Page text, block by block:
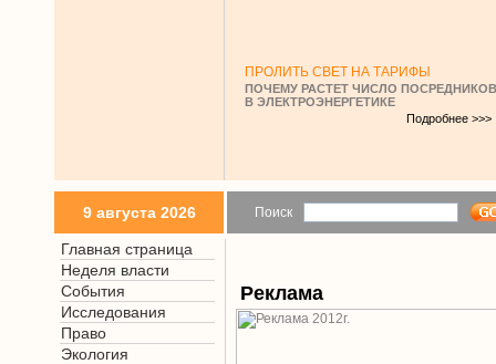
ПРОЛИТЬ СВЕТ НА ТАРИФЫ
ПОЧЕМУ РАСТЕТ ЧИСЛО ПОСРЕДНИКОВ
В ЭЛЕКТРОЭНЕРГЕТИКЕ
Подробнее >>>
9 августа 2026 Поиск
Главная страница
Неделя власти
События
Исследования
Право
Экология
Реклама